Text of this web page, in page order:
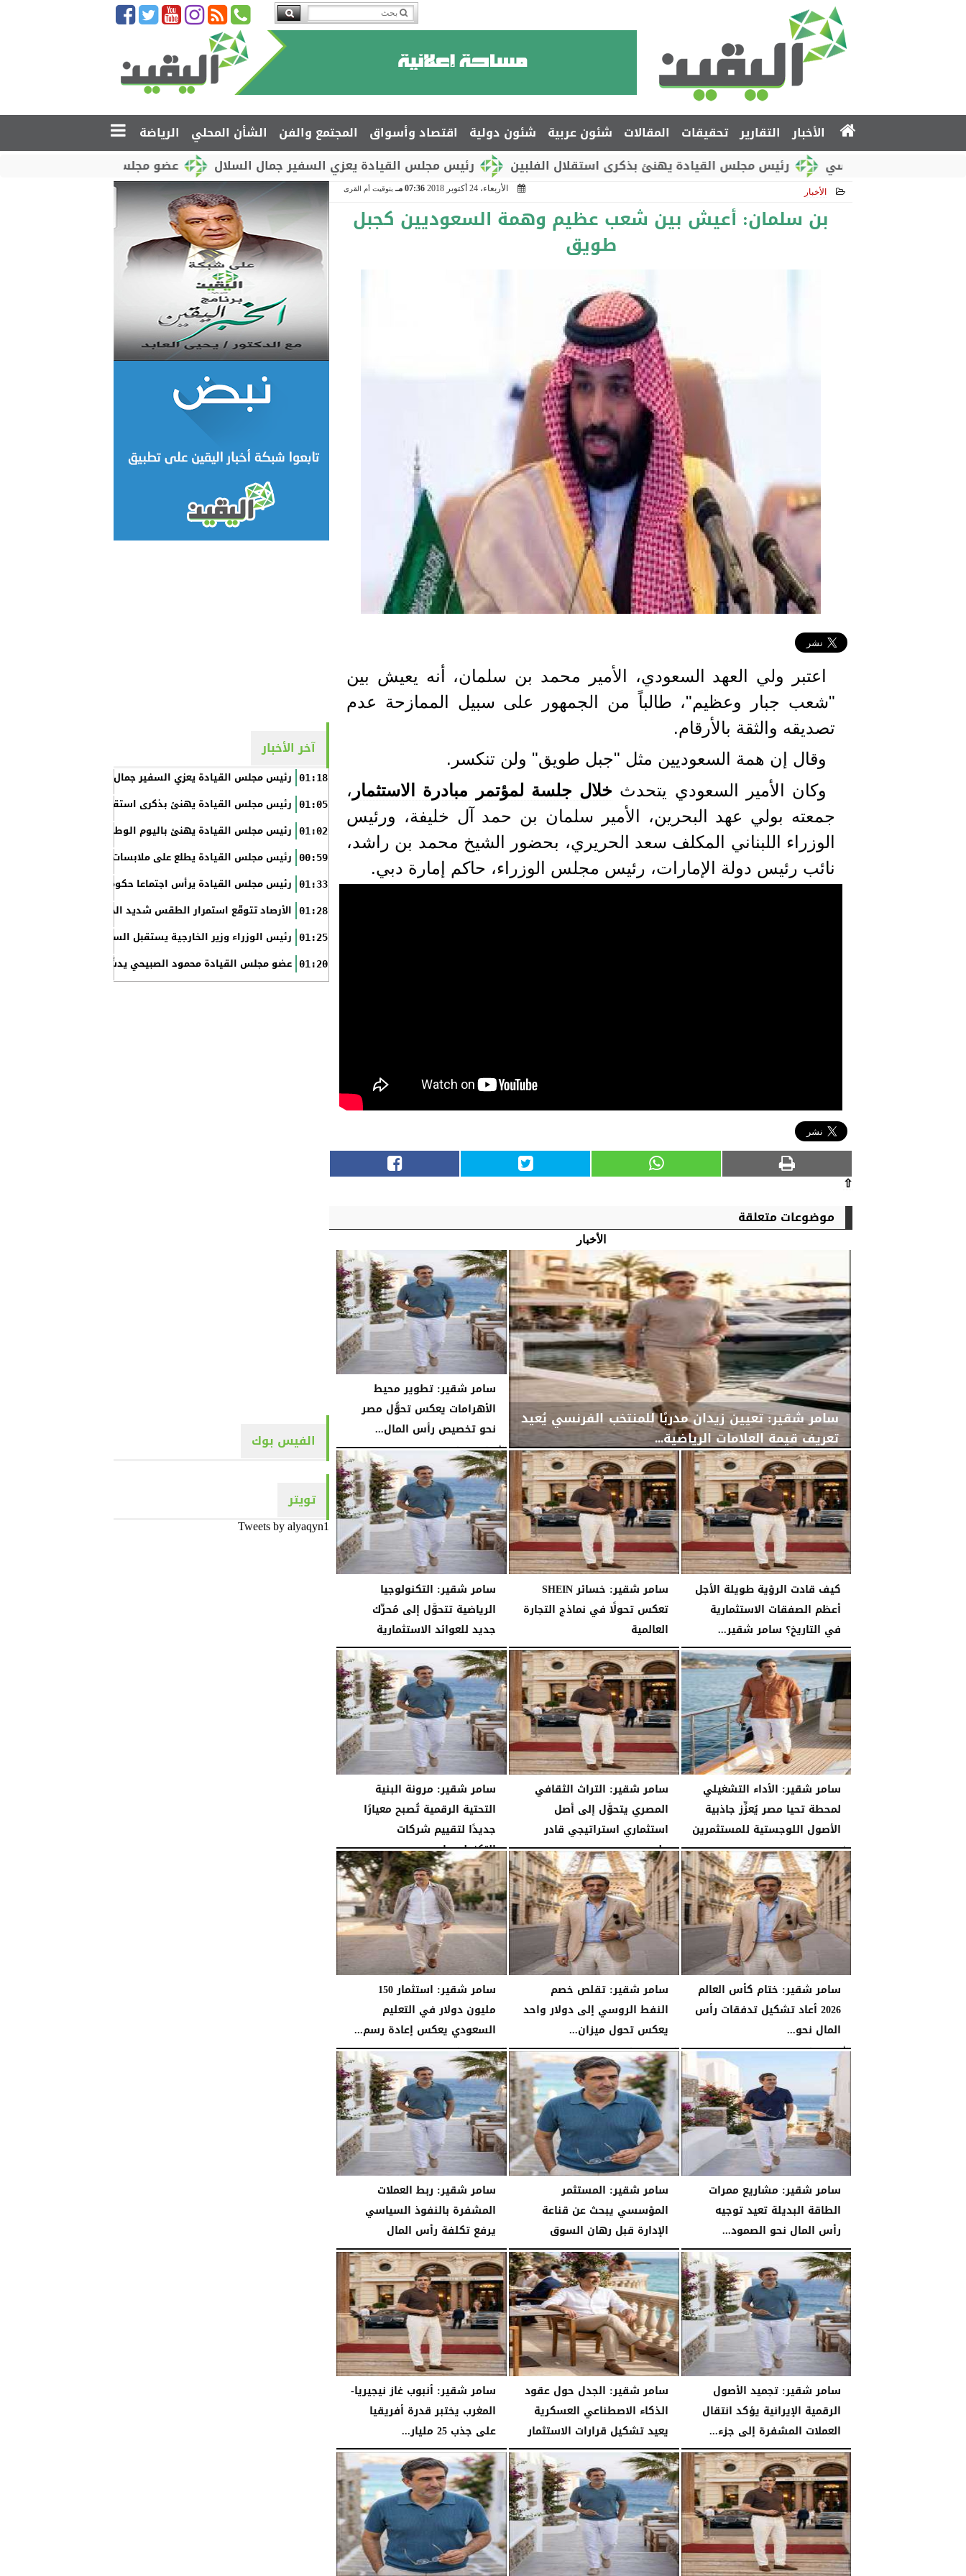
الأخبار التقارير تحقيقات المقالات شئون عربية شئون دولية اقتصاد وأسواق المجتمع والفن الشأن المحلي
الرياضة
عضو مجلس القيادة محمود الصبيحي يدشّن
رئيس مجلس القيادة يعزي السفير جمال السلال رئيس مجلس القيادة يهنئ بذكرى استقلال الفلبين
الأخبار الأربعاء، 24 أكتوبر 2018 07:36 مـ بتوقيت أم القرى
بن سلمان: أعيش بين شعب عظيم وهمة السعوديين كجبل
طويق
اعتبر ولي العهد السعودي، الأمير محمد بن سلمان، أنه يعيش بين
"شعب جبار وعظيم"، طالباً من الجمهور على سبيل الممازحة عدم
تصديقه والثقة بالأرقام.
وقال إن همة السعوديين مثل "جبل طويق" ولن تنكسر.
وكان الأمير السعودي يتحدث خلال جلسة لمؤتمر مبادرة الاستثمار ،
جمعته بولي عهد البحرين، الأمير سلمان بن حمد آل خليفة، ورئيس
الوزراء اللبناني المكلف سعد الحريري، بحضور الشيخ محمد بن راشد،
نائب رئيس دولة الإمارات، رئيس مجلس الوزراء، حاكم إمارة دبي.
⇧
موضوعات متعلقة
الأخبار
سامر شقير: تعيين زيدان مدربًا للمنتخب الفرنسي يُعيد
تعريف قيمة العلامات الرياضية...
الأربعاء، 29 يوليو 2026 02:25 مـ
سامر شقير: تطوير محيط
الأهرامات يعكس تحوُّل مصر
نحو تخصيص رأس المال...
الأربعاء، 29 يوليو 2026 02:15 مـ
كيف قادت الرؤية طويلة الأجل
أعظم الصفقات الاستثمارية
في التاريخ؟ سامر شقير...
الثلاثاء، 28 يوليو 2026 03:49 مـ
سامر شقير: خسائر SHEIN
تعكس تحولًا في نماذج التجارة
العالمية
الثلاثاء، 28 يوليو 2026 02:52 مـ
سامر شقير: التكنولوجيا
الرياضية تتحوَّل إلى مُحرِّك
جديد للعوائد الاستثمارية
الثلاثاء، 28 يوليو 2026 02:40 مـ
سامر شقير: الأداء التشغيلي
لمحطة تحيا مصر يُعزِّز جاذبية
الأصول اللوجستية للمستثمرين
الأحد، 26 يوليو 2026 07:27 مـ
سامر شقير: التراث الثقافي
المصري يتحوَّل إلى أصل
استثماري استراتيجي قادر
على...
الأحد، 26 يوليو 2026 07:16 مـ
سامر شقير: مرونة البنية
التحتية الرقمية تُصبح معيارًا
جديدًا لتقييم شركات
التكنولوجيا...
07:03 مـ
سامر شقير: ختام كأس العالم
2026 أعاد تشكيل تدفقات رأس
المال نحو...
الأحد، 26 يوليو 2026 06:53 مـ
سامر شقير: تقلص خصم
النفط الروسي إلى دولار واحد
يعكس تحول ميزان...
السبت، 25 يوليو 2026 04:20 مـ
سامر شقير: استثمار 150
مليون دولار في التعليم
السعودي يعكس إعادة رسم...
السبت، 25 يوليو 2026 04:12 مـ
سامر شقير: مشاريع ممرات
الطاقة البديلة تعيد توجيه
رأس المال نحو الصمود...
السبت، 25 يوليو 2026 04:03 مـ
سامر شقير: المستثمر
المؤسسي يبحث عن قناعة
الإدارة قبل رهان السوق
السبت، 25 يوليو 2026 03:55 مـ
سامر شقير: ربط العملات
المشفرة بالنفوذ السياسي
يرفع تكلفة رأس المال
السبت، 25 يوليو 2026 03:45 مـ
سامر شقير: تجميد الأصول
الرقمية الإيرانية يؤكد انتقال
العملات المشفرة إلى جزء...
الجمعة، 24 يوليو 2026 04:56 مـ
سامر شقير: الجدل حول عقود
الذكاء الاصطناعي العسكرية
يعيد تشكيل قرارات الاستثمار
الجمعة، 24 يوليو 2026 04:45 مـ
سامر شقير: أنبوب غاز نيجيريا-
المغرب يختبر قدرة أفريقيا
على جذب 25 مليار...
الجمعة، 24 يوليو 2026 04:33 مـ
آخر الأخبار
01:18 رئيس مجلس القيادة يعزي السفير جمال السلال
01:05 رئيس مجلس القيادة يهنئ بذكرى استقلال الفلبين
01:02 رئيس مجلس القيادة يهنئ باليوم الوطني الروسي
00:59 رئيس مجلس القيادة يطلع على ملابسات حادثة إطلاق النار في
01:33 رئيس مجلس القيادة يرأس اجتماعا حكوميا مصغرا لدعم جهود
01:28 الأرصاد تتوقّع استمرار الطقس شديد الحرارة بالسواحل والصحاري
01:25 رئيس الوزراء وزير الخارجية يستقبل السفير الأمريكي
01:20 عضو مجلس القيادة محمود الصبيحي يدشّن اختبارات الثانوية
الفيس بوك
تويتر
Tweets by alyaqyn1